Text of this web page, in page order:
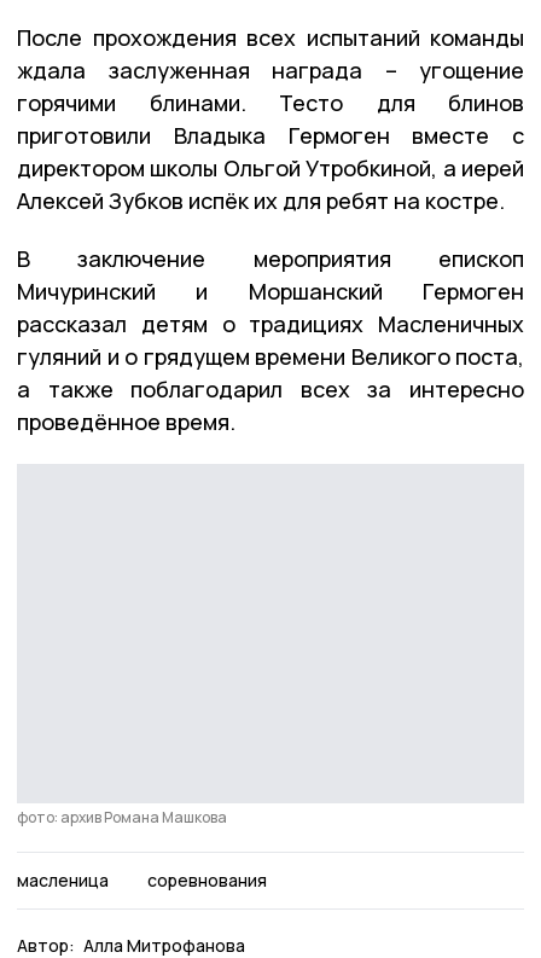
После прохождения всех испытаний команды
ждала заслуженная награда – угощение
горячими блинами. Тесто для блинов
приготовили Владыка Гермоген вместе с
директором школы Ольгой Утробкиной, а иерей
Алексей Зубков испёк их для ребят на костре.
В заключение мероприятия епископ
Мичуринский и Моршанский Гермоген
рассказал детям о традициях Масленичных
гуляний и о грядущем времени Великого поста,
а также поблагодарил всех за интересно
проведённое время.
фото: архив Романа Машкова
масленица соревнования
Автор: Алла Митрофанова